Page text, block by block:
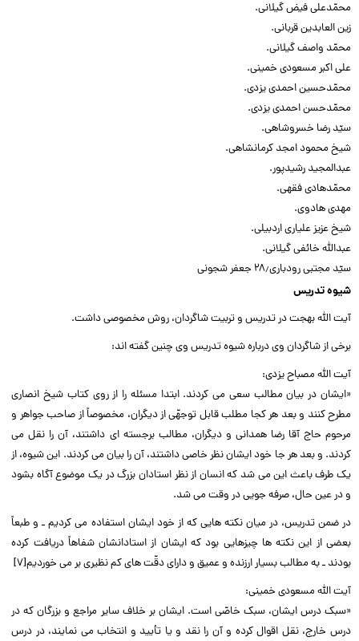
محمّدعلى فیض گیلانى.‌‌
زین العابدین قربانى.‌‌
محمّد واصف گیلانى.‌‌
على اکبر مسعودى خمینى.‌‌
محمّدحسین احمدى یزدى.‌‌
محمّدحسن احمدى یزدى.‌‌
سیّد رضا خسروشاهى.‌‌
شیخ محمود امجد کرمانشاهى.‌‌
عبدالمجید رشیدپور.‌‌
محمّدهادى فقهى.‌‌
مهدى هادوى.‌‌
شیخ عزیز علیارى اردبیلى.‌‌
عبدالله خائفى گیلانى.‌‌
سیّد مجتبى رودبارى۲۸٫ جعفر شجونى‌‌
شیوه تدریس
آیت الله بهجت در تدریس و تربیت شاگردان، روش مخصوصى داشت.‌‌
برخى از شاگردان وى درباره شیوه تدریس وى چنین گفته اند:‌‌
آیت الله مصباح یزدى:‌‌
«ایشان در بیان مطالب سعى مى کردند. ابتدا مسئله را از روى کتاب شیخ انصارى
مطرح کنند و بعد هر کجا مطلب قابل توجهّى از دیگران، مخصوصاً از صاحب جواهر و
مرحوم حاج آقا رضا همدانى و دیگران، مطالب برجسته اى داشتند، آن را نقل مى
کردند. و بعد هر جا خود ایشان نظر خاصى داشتند، آن را بیان مى کردند. این شیوه، از
یک طرف باعث این مى شد که انسان از نظر استادان بزرگ در یک موضوع آگاه بشود
و در عین حال، صرفه جویى در وقت مى شد.‌‌
در ضمن تدریس، در میان نکته هایى که از خود ایشان استفاده مى کردیم ـ و طبعاً
بعضى از این نکته ها چیزهایى بود که ایشان از استادانشان شفاهاً دریافت کرده
بودند ـ به مطالب بسیار ارزنده و عمیق و داراى دقّت هاى کم نظیرى بر مى خوردیم[۷]‌‌
آیت الله مسعودى خمینى:‌‌
«سبک درس ایشان، سبک خاصّى است. ایشان بر خلاف سایر مراجع و بزرگان که در
درس خارج، نقل اقوال کرده و آن را نقد و یا تأیید و انتخاب مى نمایند، در درس